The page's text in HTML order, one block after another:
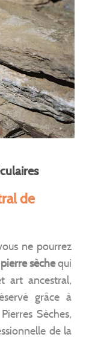
de
ne pourrez
sèchequi
art ancestral,
grâce à
Sèches,
de la